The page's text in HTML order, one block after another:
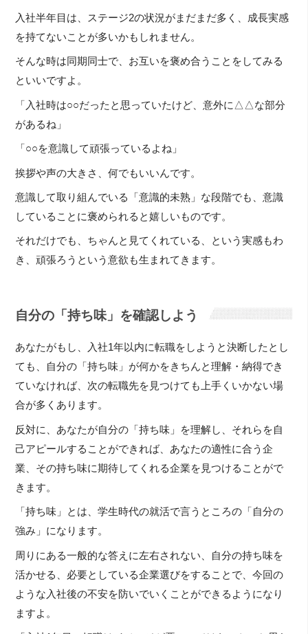
入社半年目は、ステージ2の状況がまだまだ多く、成長実感
を持てないことが多いかもしれません。
そんな時は同期同士で、お互いを褒め合うことをしてみる
といいですよ。
「入社時は○○だったと思っていたけど、意外に△△な部分
があるね」
「○○を意識して頑張っているよね」
挨拶や声の大きさ、何でもいいんです。
意識して取り組んでいる「意識的未熟」な段階でも、意識
していることに褒められると嬉しいものです。
それだけでも、ちゃんと見てくれている、という実感もわ
き、頑張ろうという意欲も生まれてきます。
自分の「持ち味」を確認しよう
あなたがもし、入社1年以内に転職をしようと決断したとし
ても、自分の「持ち味」が何かをきちんと理解・納得でき
ていなければ、次の転職先を見つけても上手くいかない場
合が多くあります。
反対に、あなたが自分の「持ち味」を理解し、それらを自
己アピールすることができれば、あなたの適性に合う企
業、その持ち味に期待してくれる企業を見つけることがで
きます。
「持ち味」とは、学生時代の就活で言うところの「自分の
強み」になります。
周りにある一般的な答えに左右されない、自分の持ち味を
活かせる、必要としている企業選びをすることで、今回の
ような入社後の不安を防いでいくことができるようになり
ますよ。